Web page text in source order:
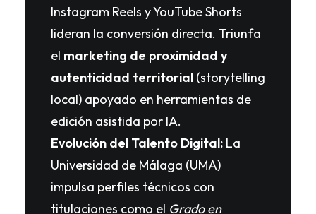
Instagram Reels y YouTube Shorts
lideran la conversión directa. Triunfa
el marketing de proximidad y
autenticidad territorial (storytelling
local) apoyado en herramientas de
edición asistida por IA.
Evolución del Talento Digital: La
Universidad de Málaga (UMA)
impulsa perfiles técnicos con
titulaciones como el Grado en